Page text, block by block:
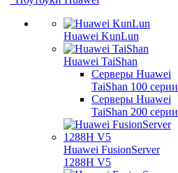
Huawei KunLun
Huawei TaiShan
Серверы Huawei
TaiShan 100 серии
Серверы Huawei
TaiShan 200 серии
Huawei FusionServer
1288H V5